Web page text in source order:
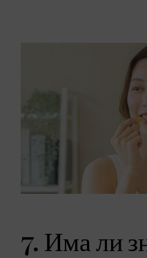
7. Има ли